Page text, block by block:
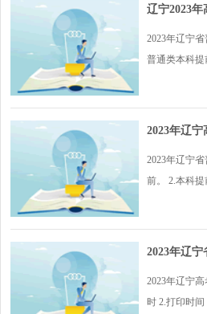
辽宁2023
2023年辽宁
普通类本科
2023年辽
2023年辽宁
前。 2.本科
2023年辽
2023年辽宁
时 2.打印时